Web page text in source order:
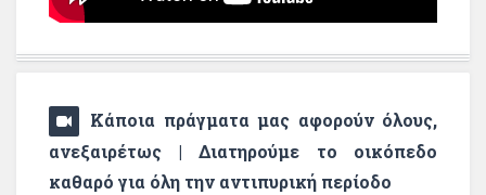
Κάποια πράγματα μας αφορούν όλους,
ανεξαιρέτως | Διατηρούμε το οικόπεδο
καθαρό για όλη την αντιπυρική περίοδο